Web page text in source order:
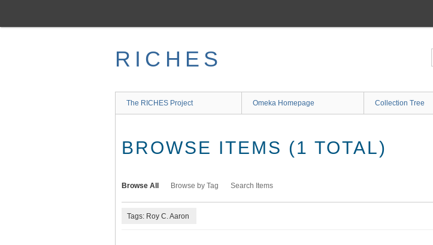
main
RICHES
The RICHES Project Omeka Homepage Collection Tree
BROWSE ITEMS (1 TOTAL)
Browse All Browse by Tag Search Items
Tags: Roy C. Aaron